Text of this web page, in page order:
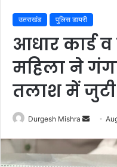
उतराखंड पुलिस डायरी
आधार कार्ड
महिला ने
तलाश में जुटी
Durgesh Mishra
Send
email